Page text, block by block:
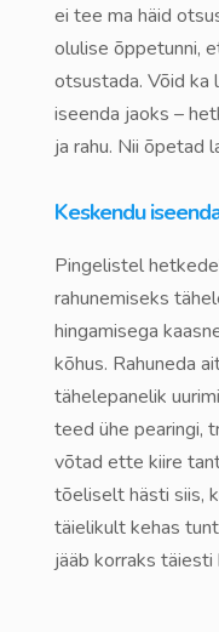
ei tee ma häid
olulise õppetunni,
otsustada. Võid ka
iseenda jaoks –
ja rahu. Nii õpetad
Keskendu
Pingelistel
rahunemiseks
hingamisega
kõhus. Rahuneda
tähelepanelik
teed ühe pearingi,
võtad ette kiire
tõeliselt hästi siis,
täielikult kehas
jääb korraks täiesti